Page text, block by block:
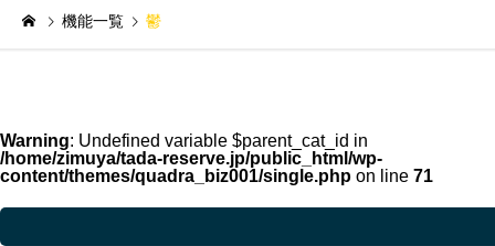
機能一覧 鬱
Warning: Undefined variable $parent_cat_id in
/home/zimuya/tada-reserve.jp/public_html/wp-
content/themes/quadra_biz001/single.php on line 71